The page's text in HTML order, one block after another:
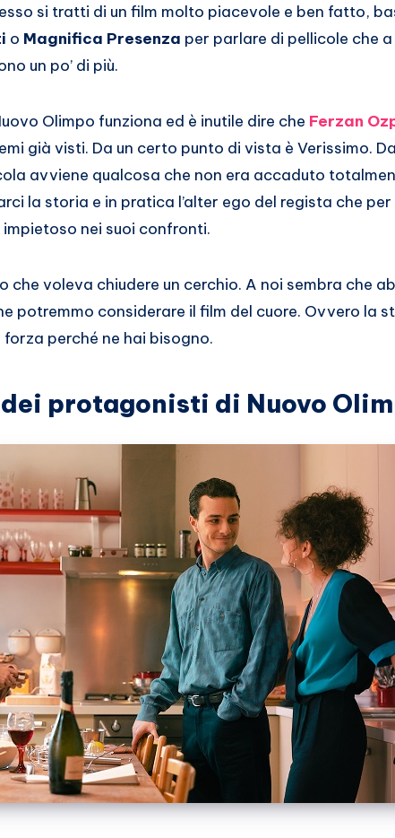
si tratti di un film molto piacevole e ben fatto,
o Magnifica Presenza per parlare di pellicole che
un po’ di più.
Olimpo funziona ed è inutile dire che Ferzan
già visti. Da un certo punto di vista è Verissimo.
avviene qualcosa che non era accaduto
la storia e in pratica l’alter ego del regista che
nei suoi confronti.
che voleva chiudere un cerchio. A noi sembra che
potremmo considerare il film del cuore. Ovvero la
perché ne hai bisogno.
protagonisti di Nuovo